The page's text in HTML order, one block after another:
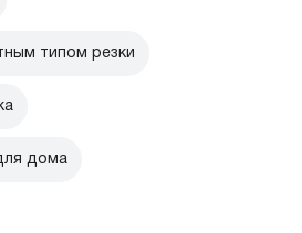
типом резки
дома